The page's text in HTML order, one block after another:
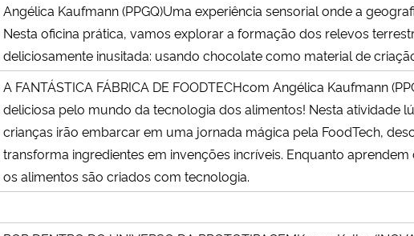
Angélica Kaufmann (PPGQ)Uma experiência sensorial onde a
Nesta oficina prática, vamos explorar a formação dos relevos
deliciosamente inusitada: usando chocolate como material de
A FANTÁSTICA FÁBRICA DE FOODTECHcom Angélica Kaufmann
deliciosa pelo mundo da tecnologia dos alimentos! Nesta atividade
crianças irão embarcar em uma jornada mágica pela FoodTech,
transforma ingredientes em invenções incríveis. Enquanto
os alimentos são criados com tecnologia.